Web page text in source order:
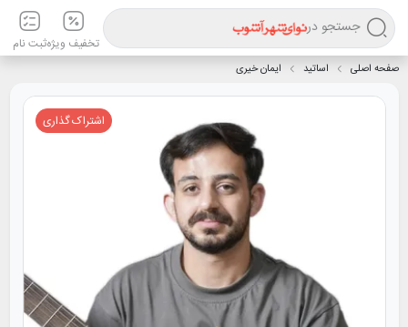
جستجو در
تخفیف ویژهثبت نام
صفحه اصلی اساتید ایمان خیری
اشتراک گذاری